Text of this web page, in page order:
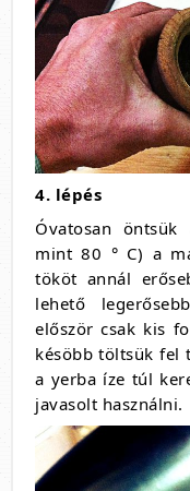
4. lépés
Óvatosan
mint 80 ° C) a
tököt annál
lehető
először csak kis
késöbb töltsük fel
a yerba íze túl
javasolt használni.